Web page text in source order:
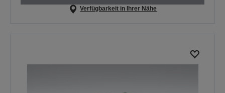
Verfügbarkeit in Ihrer Nähe